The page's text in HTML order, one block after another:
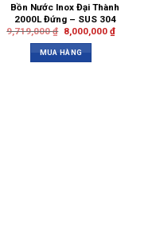
Bồn Nước Inox Đại Thành
2000L Đứng – SUS 304
9,719,000₫ 8,000,000 ₫
MUA HÀNG